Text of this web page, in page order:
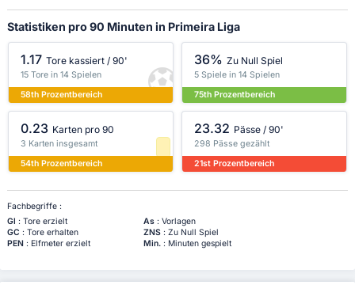
Statistiken pro 90 Minuten in Primeira Liga
1.17 Tore kassiert / 90'
15 Tore in 14 Spielen
58th Prozentbereich
36% Zu Null Spiel
5 Spiele in 14 Spielen
75th Prozentbereich
0.23 Karten pro 90
3 Karten insgesamt
54th Prozentbereich
23.32 Pässe / 90'
298 Pässe gezählt
21st Prozentbereich
Fachbegriffe :
Gl : Tore erzielt As: Vorlagen
GC : Tore erhalten ZNS: Zu Null Spiel
PEN : Elfmeter erzielt Min.: Minuten gespielt